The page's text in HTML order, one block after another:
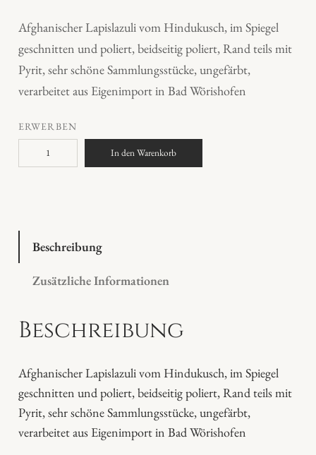
Afghanischer Lapislazuli vom Hindukusch, im Spiegel
geschnitten und poliert, beidseitig poliert, Rand teils mit
Pyrit, sehr schöne Sammlungsstücke, ungefärbt,
verarbeitet aus Eigenimport in Bad Wörishofen
ERWERBEN
a
s
a
l
P
a
In den Warenkorb
Beschreibung
Zusätzliche Informationen
Beschreibung
Afghanischer Lapislazuli vom Hindukusch, im Spiegel
geschnitten und poliert, beidseitig poliert, Rand teils mit
Pyrit, sehr schöne Sammlungsstücke, ungefärbt,
verarbeitet aus Eigenimport in Bad Wörishofen